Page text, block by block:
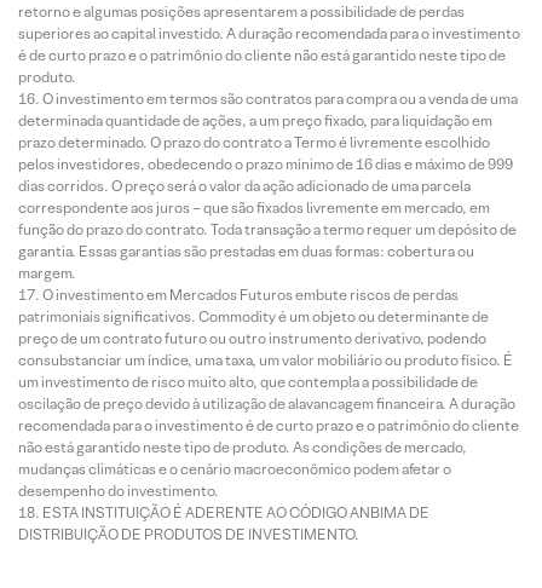
retorno e algumas posições apresentarem a possibilidade de perdas
superiores ao capital investido. A duração recomendada para o investimento
é de curto prazo e o patrimônio do cliente não está garantido neste tipo de
produto.
O investimento em termos são contratos para compra ou a venda de uma
determinada quantidade de ações, a um preço fixado, para liquidação em
prazo determinado. O prazo do contrato a Termo é livremente escolhido
pelos investidores, obedecendo o prazo mínimo de 16 dias e máximo de 999
dias corridos. O preço será o valor da ação adicionado de uma parcela
correspondente aos juros – que são fixados livremente em mercado, em
função do prazo do contrato. Toda transação a termo requer um depósito de
garantia. Essas garantias são prestadas em duas formas: cobertura ou
margem.
O investimento em Mercados Futuros embute riscos de perdas
patrimoniais significativos. Commodity é um objeto ou determinante de
preço de um contrato futuro ou outro instrumento derivativo, podendo
consubstanciar um índice, uma taxa, um valor mobiliário ou produto físico. É
um investimento de risco muito alto, que contempla a possibilidade de
oscilação de preço devido à utilização de alavancagem financeira. A duração
recomendada para o investimento é de curto prazo e o patrimônio do cliente
não está garantido neste tipo de produto. As condições de mercado,
mudanças climáticas e o cenário macroeconômico podem afetar o
desempenho do investimento.
ESTA INSTITUIÇÃO É ADERENTE AO CÓDIGO ANBIMA DE
DISTRIBUIÇÃO DE PRODUTOS DE INVESTIMENTO.